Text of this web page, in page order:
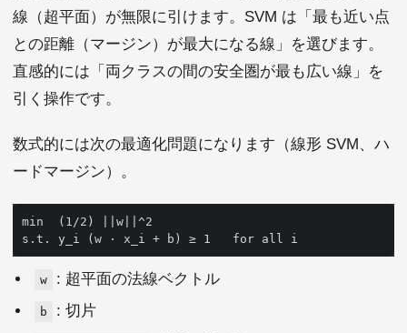
線（超平面）が無限に引けます。SVM は「最も近い点
との距離（マージン）が最大になる線」を選びます。
直感的には「両クラスの間の安全圏が最も広い線」を
引く操作です。
数式的には次の最適化問題になります（線形 SVM、ハ
ードマージン）。
w : 超平面の法線ベクトル
b : 切片